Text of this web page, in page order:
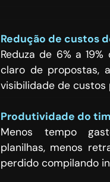
Redução de custos
Reduza de 6% a
claro de propostas,
visibilidade de custos
Produtividade do
Menos tempo
planilhas, menos
perdido compilando